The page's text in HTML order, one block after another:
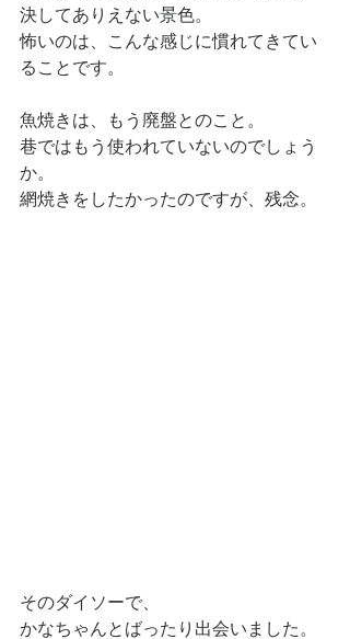
決してありえない景色。
怖いのは、こんな感じに慣れてきてい
ることです。
魚焼きは、もう廃盤とのこと。
巷ではもう使われていないのでしょう
か。
網焼きをしたかったのですが、残念。
そのダイソーで、
かなちゃんとばったり出会いました。